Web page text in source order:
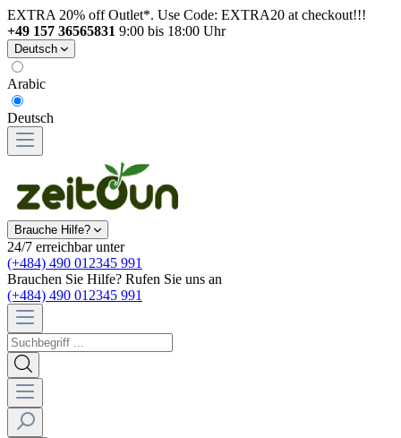
EXTRA 20% off Outlet*. Use Code: EXTRA20 at checkout!!!
+49 157 36565831 9:00 bis 18:00 Uhr
Deutsch
Arabic
Deutsch
Brauche Hilfe?
24/7 erreichbar unter
(+484) 490 012345 991
Brauchen Sie Hilfe? Rufen Sie uns an
(+484) 490 012345 991